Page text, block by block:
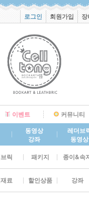
로그인 회원가입
이벤트 커뮤니티
동영상
강좌
레더브
동영상
릭 패키지 종이&속
료 할인상품 강좌